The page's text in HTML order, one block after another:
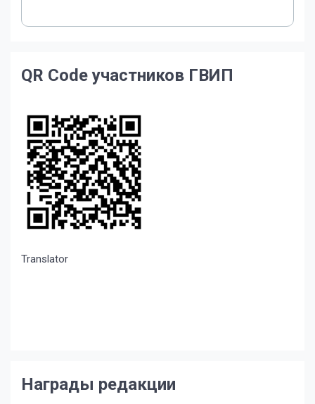
QR Code участников ГВИП
Translator
Награды редакции